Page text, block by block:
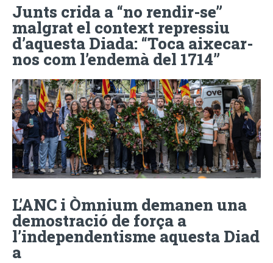
Junts crida a “no rendir-se”
malgrat el context repressiu
d’aquesta Diada: “Toca aixecar-
nos com l’endemà del 1714”
L’ANC i Òmnium demanen una
demostració de força a
l’independentisme aquesta Diad
a